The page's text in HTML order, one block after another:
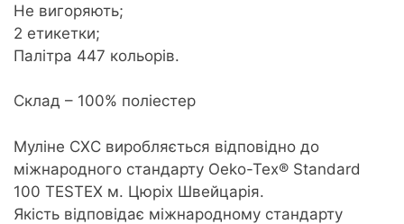
Не вигоряють;
2 етикетки;
Палітра 447 кольорів.
Склад – 100% поліестер
Муліне CXC виробляється відповідно до
міжнародного стандарту Oeko-Tex® Standard
100 TESTEX м. Цюріх Швейцарія.
Якість відповідає міжнародному стандарту